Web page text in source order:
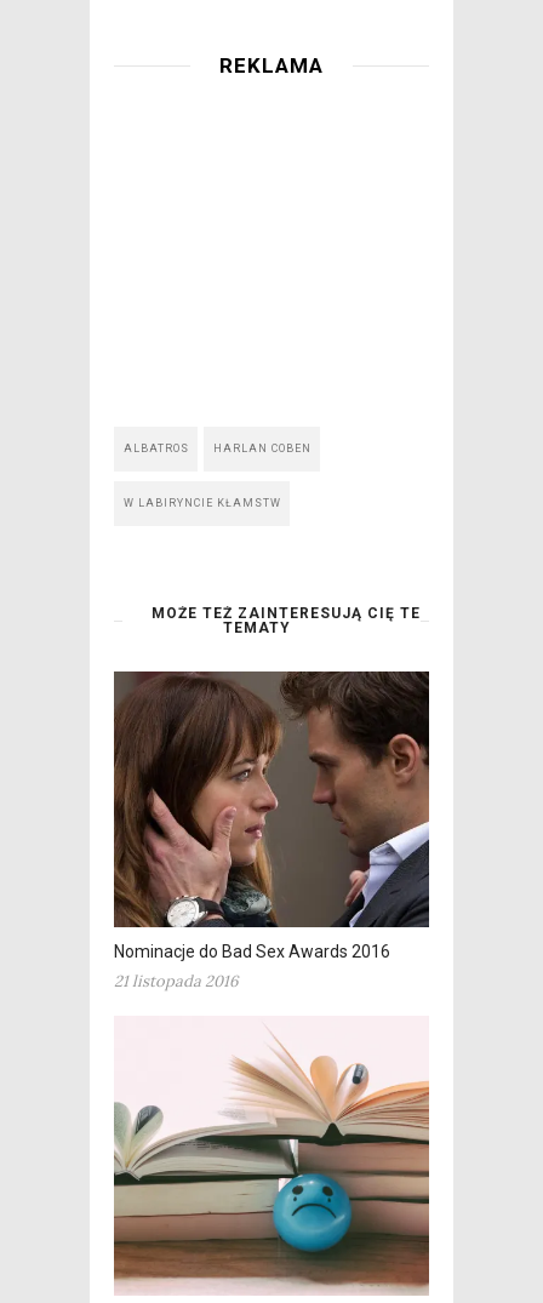
REKLAMA
ALBATROS HARLAN COBEN
W LABIRYNCIE KŁAMSTW
MOŻE TEŻ ZAINTERESUJĄ CIĘ TE
TEMATY
Nominacje do Bad Sex Awards 2016
21 listopada 2016